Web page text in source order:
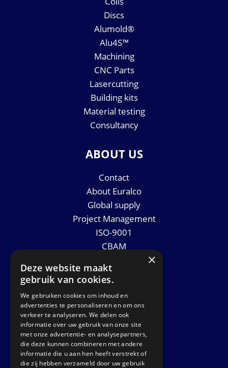
Discs
Alumold®
Alu4S™
Machining
CNC Parts
Lasercutting
Building kits
Material testing
Consultancy
ABOUT US
Contact
About Euralco
Global supply
Project Management
ISO-9001
CBAM
News
GET IN TOUCH
Euralco Europe B.V.
Zinkstraat 24 - E9451
4823 AD Breda
×
Deze website maakt
gebruik van cookies.
We gebruiken cookies om inhoud en
advertenties te personaliseren en om ons
verkeer te analyseren. We delen ook
informatie over uw gebruik van onze site
met onze advertentie- en analysepartners,
die deze kunnen combineren met andere
informatie die u aan hen heeft verstrekt of
die zij hebben verzameld door uw gebruik